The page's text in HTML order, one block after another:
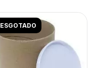
ESGOTADO